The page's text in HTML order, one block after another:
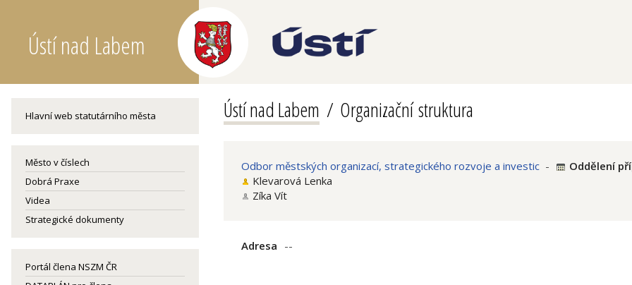
Ústí nad Labem
Hlavní web statutárního města
Město v číslech
Dobrá Praxe
Videa
Strategické dokumenty
Portál člena NSZM ČR
Ústí nad Labem Organizační struktura
Odbor městských organizací, strategického rozvoje a investic - Oddělení
Klevarová Lenka
Zíka Vít
Adresa --